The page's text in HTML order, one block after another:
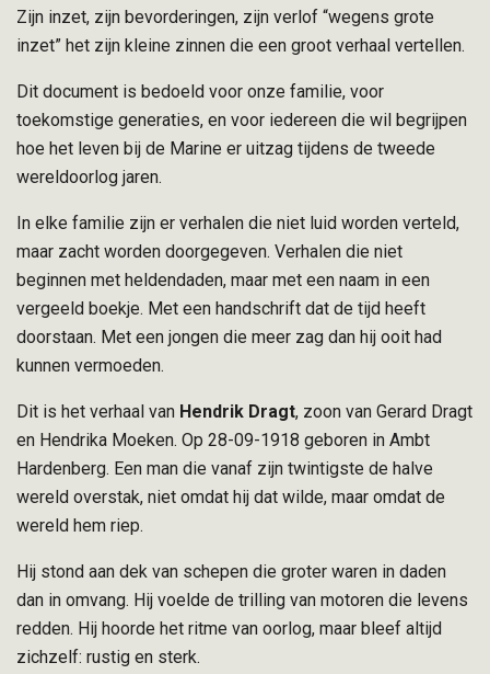
Zijn inzet, zijn bevorderingen, zijn verlof “wegens grote
inzet” het zijn kleine zinnen die een groot verhaal vertellen.
Dit document is bedoeld voor onze familie, voor
toekomstige generaties, en voor iedereen die wil begrijpen
hoe het leven bij de Marine er uitzag tijdens de tweede
wereldoorlog jaren.
In elke familie zijn er verhalen die niet luid worden verteld,
maar zacht worden doorgegeven. Verhalen die niet
beginnen met heldendaden, maar met een naam in een
vergeeld boekje. Met een handschrift dat de tijd heeft
doorstaan. Met een jongen die meer zag dan hij ooit had
kunnen vermoeden.
Dit is het verhaal van Hendrik Dragt, zoon van Gerard Dragt
en Hendrika Moeken. Op 28-09-1918 geboren in Ambt
Hardenberg. Een man die vanaf zijn twintigste de halve
wereld overstak, niet omdat hij dat wilde, maar omdat de
wereld hem riep.
Hij stond aan dek van schepen die groter waren in daden
dan in omvang. Hij voelde de trilling van motoren die levens
redden. Hij hoorde het ritme van oorlog, maar bleef altijd
zichzelf: rustig en sterk.